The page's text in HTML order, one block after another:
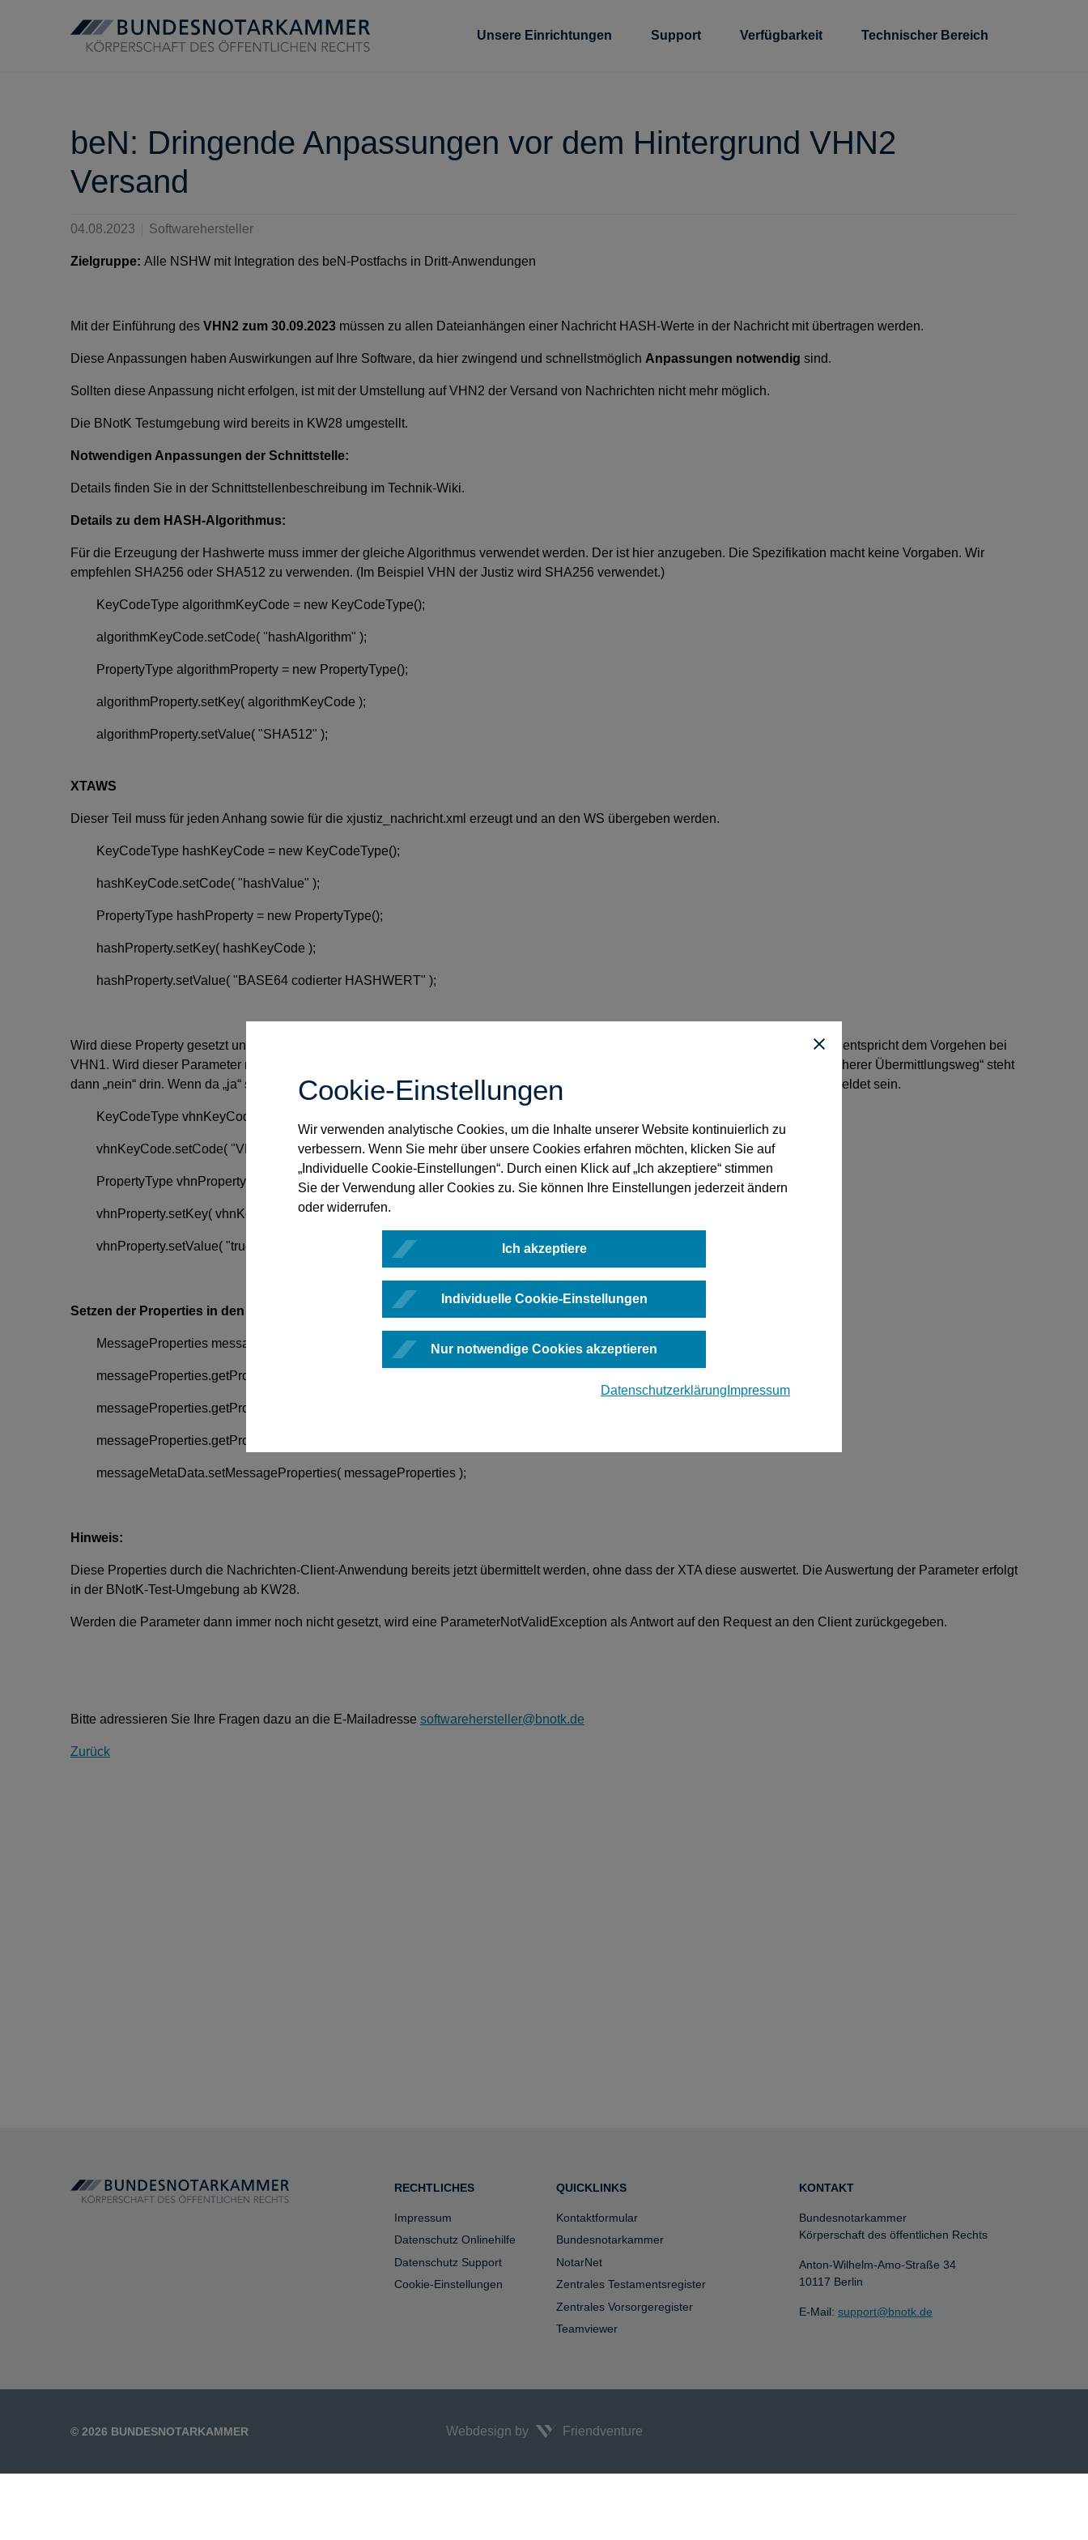
Cookie-Einstellungen
Wir verwenden analytische Cookies, um die Inhalte unserer Website kontinuierlich zu
verbessern. Wenn Sie mehr über unsere Cookies erfahren möchten, klicken Sie auf
„Individuelle Cookie-Einstellungen“. Durch einen Klick auf „Ich akzeptiere“ stimmen
Sie der Verwendung aller Cookies zu. Sie können Ihre Einstellungen jederzeit ändern
oder widerrufen.
Ich akzeptiere
Individuelle Cookie-Einstellungen
Nur notwendige Cookies akzeptieren
Datenschutzerklärung Impressum
Unsere Einrichtungen Support Verfügbarkeit Technischer Bereich
beN: Dringende Anpassungen vor dem Hintergrund VHN2
Versand
04.08.2023 Softwarehersteller
Zielgruppe: Alle NSHW mit Integration des beN-Postfachs in Dritt-Anwendungen
Mit der Einführung des VHN2 zum 30.09.2023 müssen zu allen Dateianhängen einer Nachricht HASH-Werte in der Nachricht mit übertragen werden.
Diese Anpassungen haben Auswirkungen auf Ihre Software, da hier zwingend und schnellstmöglich Anpassungen notwendig sind.
Sollten diese Anpassung nicht erfolgen, ist mit der Umstellung auf VHN2 der Versand von Nachrichten nicht mehr möglich.
Die BNotK Testumgebung wird bereits in KW28 umgestellt.
Notwendigen Anpassungen der Schnittstelle:
Details finden Sie in der Schnittstellenbeschreibung im Technik-Wiki.
Details zu dem HASH-Algorithmus:
Für die Erzeugung der Hashwerte muss immer der gleiche Algorithmus verwendet werden. Der ist hier anzugeben. Die Spezifikation macht keine Vorgaben. Wir
empfehlen SHA256 oder SHA512 zu verwenden. (Im Beispiel VHN der Justiz wird SHA256 verwendet.)
KeyCodeType algorithmKeyCode = new KeyCodeType();
algorithmKeyCode.setCode( "hashAlgorithm" );
PropertyType algorithmProperty = new PropertyType();
algorithmProperty.setKey( algorithmKeyCode );
algorithmProperty.setValue( "SHA512" );
XTAWS
Dieser Teil muss für jeden Anhang sowie für die xjustiz_nachricht.xml erzeugt und an den WS übergeben werden.
KeyCodeType hashKeyCode = new KeyCodeType();
hashKeyCode.setCode( "hashValue" );
PropertyType hashProperty = new PropertyType();
hashProperty.setKey( hashKeyCode );
hashProperty.setValue( "BASE64 codierter HASHWERT" );
Wird diese Property gesetzt und der Nutzer ist nicht mit Smartcard angemeldet, dann gibt es einen Fehler beim Aufruf des Service. Das entspricht dem Vorgehen bei
VHN1. Wird dieser Parameter nicht oder mit false gesetzt, dann wird zwar auch die neue Struktur mit vhn.xml erzeugt, aber im Feld „Sicherer Übermittlungsweg“ steht
dann „nein“ drin. Wenn da „ja“ stehen soll, dann muss dieser Parameter gesetzt werden und der Nutzer MUSS mit Signaturkarte angemeldet sein.
KeyCodeType vhnKeyCode = new KeyCodeType();
vhnKeyCode.setCode( "VHN2" );
PropertyType vhnProperty = new PropertyType();
vhnProperty.setKey( vhnKeyCode );
vhnProperty.setValue( "true" );
Setzen der Properties in den Request
MessageProperties messageProperties = new MessageProperties();
messageProperties.getProperty().add( hashProperty ); // 1..n
messageProperties.getProperty().add( algorithmProperty );
messageProperties.getProperty().add( vhnProperty );
messageMetaData.setMessageProperties( messageProperties );
Hinweis:
Diese Properties durch die Nachrichten-Client-Anwendung bereits jetzt übermittelt werden, ohne dass der XTA diese auswertet. Die Auswertung der Parameter erfolgt
in der BNotK-Test-Umgebung ab KW28.
Werden die Parameter dann immer noch nicht gesetzt, wird eine ParameterNotValidException als Antwort auf den Request an den Client zurückgegeben.
Bitte adressieren Sie Ihre Fragen dazu an die E-Mailadresse softwarehersteller@bnotk.de
Zurück
RECHTLICHES
Impressum
Datenschutz Onlinehilfe
Datenschutz Support
Cookie-Einstellungen
QUICKLINKS
Kontaktformular
Bundesnotarkammer
NotarNet
Zentrales Testamentsregister
Zentrales Vorsorgeregister
Teamviewer
KONTAKT
Bundesnotarkammer
Körperschaft des öffentlichen Rechts
Anton-Wilhelm-Amo-Straße 34
10117 Berlin
E-Mail: support@bnotk.de
© 2026 BUNDESNOTARKAMMER Webdesign by Friendventure